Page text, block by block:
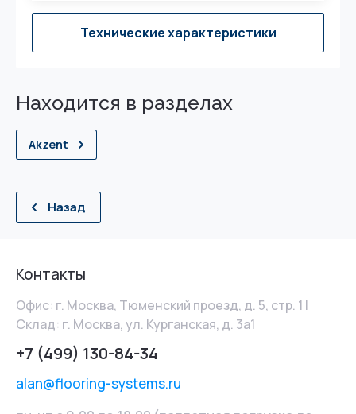
Технические характеристики
Находится в разделах
Akzent
Назад
Контакты
Офис: г. Москва, Тюменский проезд, д. 5, стр. 1 |
Склад: г. Москва, ул. Курганская, д. 3а1
+7 (499) 130-84-34
alan@flooring-systems.ru